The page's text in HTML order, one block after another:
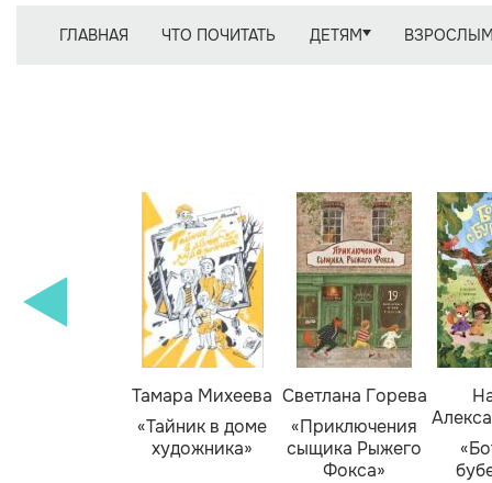
ГЛАВНАЯ ЧТО ПОЧИТАТЬ ДЕТЯМ
Тамара Михеева
«Тайник в доме
художника»
Светлана Горева
«Приключения
сыщика Рыжего
Фокса»